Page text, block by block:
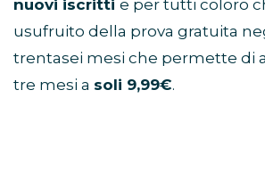
nuovi iscritti e per tutti coloro
usufruito della prova gratuita
trentasei mesi che permette di
tre mesi a soli 9,99€.